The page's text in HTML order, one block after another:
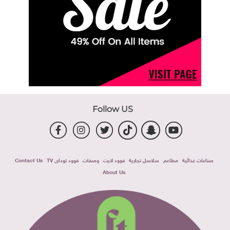
Follow US
صناعات غذائية مطاعم سلاسل تجارية فوود لايت وصفات فوود توداى TV
Contact Us
About Us